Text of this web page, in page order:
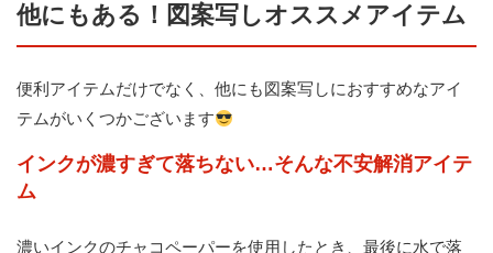
他にもある！図案写しオススメアイテム
便利アイテムだけでなく、他にも図案写しにおすすめなアイ
テムがいくつかございます
インクが濃すぎて落ちない…そんな不安解消アイテ
ム
濃いインクのチャコペーパーを使用したとき、最後に水で落